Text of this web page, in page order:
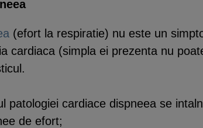
(efort la respiratie) nu este un
cardiaca (simpla ei prezenta nu
patologiei cardiace dispneea se
de efort;